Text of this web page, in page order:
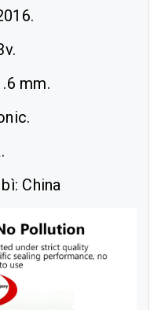
mm.
China